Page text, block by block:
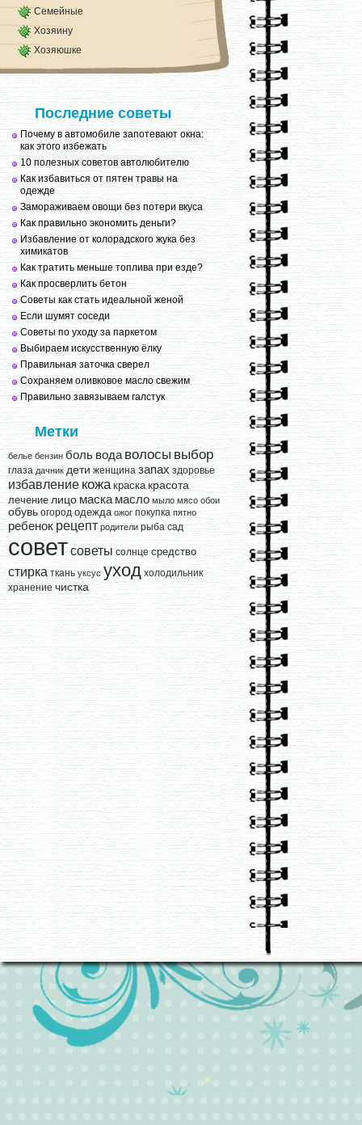
Семейные
Хозяину
Хозяюшке
Последние советы
Почему в автомобиле запотевают окна:
как этого избежать
10 полезных советов автолюбителю
Как избавиться от пятен травы на
одежде
Замораживаем овощи без потери вкуса
Как правильно экономить деньги?
Избавление от колорадского жука без
химикатов
Как тратить меньше топлива при езде?
Как просверлить бетон
Советы как стать идеальной женой
Если шумят соседи
Советы по уходу за паркетом
Выбираем искусственную ёлку
Правильная заточка сверел
Сохраняем оливковое масло свежим
Правильно завязываем галстук
Метки
белье бензин боль вода волосы выбор
глаза дачник дети женщина запах здоровье
избавление кожа краска красота
лечение лицо маска масло мыло мясо обои
обувь огород одежда ожог покупка пятно
ребенок рецепт родители рыба сад
советсоветы солнце средство
стирка ткань уксус уход холодильник
хранение чистка